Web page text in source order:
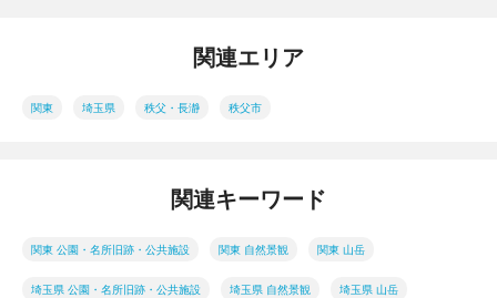
関連エリア
関東 埼玉県 秩父・長瀞 秩父市
関連キーワード
関東 公園・名所旧跡・公共施設 関東 自然景観 関東 山岳
埼玉県 公園・名所旧跡・公共施設 埼玉県 自然景観 埼玉県 山岳